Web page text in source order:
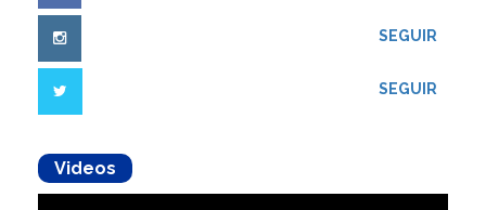
SEGUIR
SEGUIR
Videos